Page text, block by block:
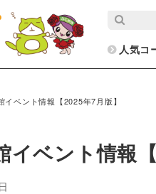
人気コ
イベント情報【2025年7月版】
イベント情報